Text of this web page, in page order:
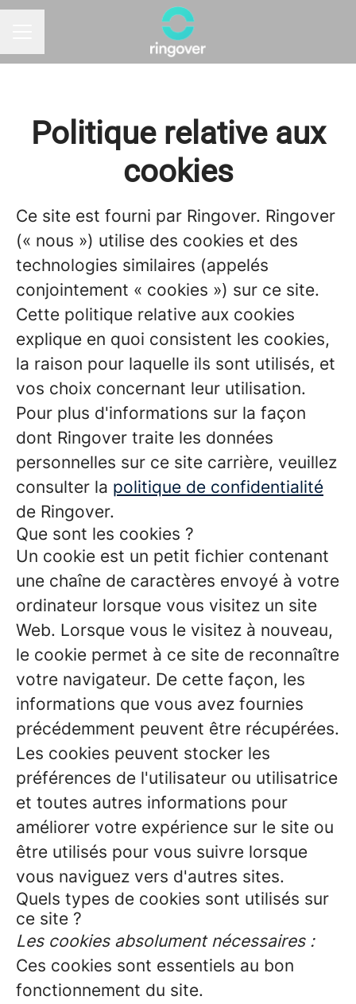
Politique relative aux
cookies
Ce site est fourni par Ringover. Ringover
(« nous ») utilise des cookies et des
technologies similaires (appelés
conjointement « cookies ») sur ce site.
Cette politique relative aux cookies
explique en quoi consistent les cookies,
la raison pour laquelle ils sont utilisés, et
vos choix concernant leur utilisation.
Pour plus d'informations sur la façon
dont Ringover traite les données
personnelles sur ce site carrière, veuillez
consulter la politique de confidentialité
de Ringover.
Que sont les cookies ?
Un cookie est un petit fichier contenant
une chaîne de caractères envoyé à votre
ordinateur lorsque vous visitez un site
Web. Lorsque vous le visitez à nouveau,
le cookie permet à ce site de reconnaître
votre navigateur. De cette façon, les
informations que vous avez fournies
précédemment peuvent être récupérées.
Les cookies peuvent stocker les
préférences de l'utilisateur ou utilisatrice
et toutes autres informations pour
améliorer votre expérience sur le site ou
être utilisés pour vous suivre lorsque
vous naviguez vers d'autres sites.
Quels types de cookies sont utilisés sur
ce site ?
Les cookies absolument nécessaires :
Ces cookies sont essentiels au bon
fonctionnement du site.